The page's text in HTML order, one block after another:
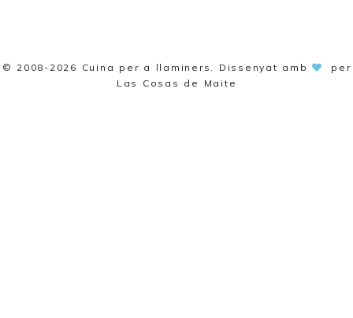
© 2008-2026 Cuina per a llaminers . Dissenyat amb
per
Las Cosas de Maite